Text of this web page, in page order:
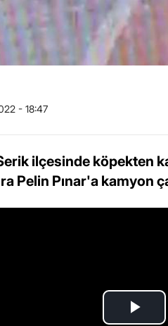
- 18:47
ilçesinde köpekten
Pelin Pınar'a kamyon